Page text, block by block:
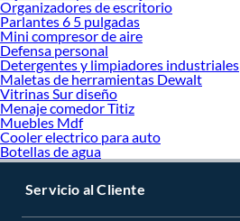
Organizadores de escritorio
Parlantes 6 5 pulgadas
Mini compresor de aire
Defensa personal
Detergentes y limpiadores industriales
Maletas de herramientas Dewalt
Vitrinas Sur diseño
Menaje comedor Titiz
Muebles Mdf
Cooler electrico para auto
Botellas de agua
Servicio al Cliente